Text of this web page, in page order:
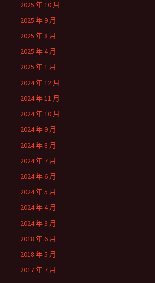
2025 年 10 月
2025 年 9 月
2025 年 8 月
2025 年 4 月
2025 年 1 月
2024 年 12 月
2024 年 11 月
2024 年 10 月
2024 年 9 月
2024 年 8 月
2024 年 7 月
2024 年 6 月
2024 年 5 月
2024 年 4 月
2024 年 3 月
2018 年 6 月
2018 年 5 月
2017 年 7 月